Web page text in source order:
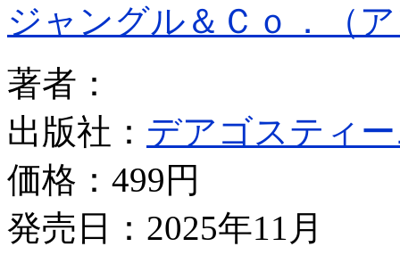
ジャングル＆Ｃｏ．（
著者：
出版社： デアゴスティ
価格： 499円
発売日：2025年11月